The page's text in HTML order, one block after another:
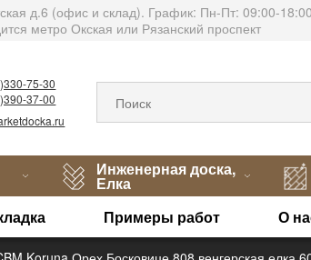
д.6 (офис и склад). График: Пн-Пт: 09:00-
метро Окская или Рязанский проспект
75-30
37-00
Инженерная доска,
Елка
Примеры работ О